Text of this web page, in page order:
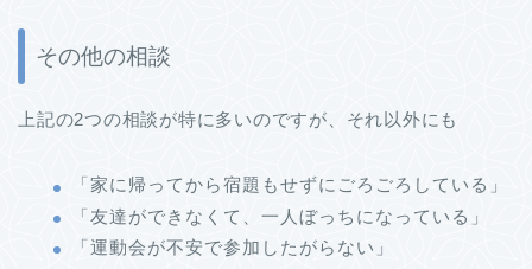
その他の相談
上記の2つの相談が特に多いのですが、それ以外にも
「家に帰ってから宿題もせずにごろごろしている」
「友達ができなくて、一人ぼっちになっている」
「運動会が不安で参加したがらない」